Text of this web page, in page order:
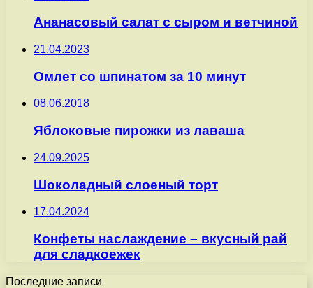
Ананасовый салат с сыром и ветчиной
21.04.2023
Омлет со шпинатом за 10 минут
08.06.2018
Яблоковые пирожки из лаваша
24.09.2025
Шоколадный слоеный торт
17.04.2024
Конфеты наслаждение – вкусный рай
для сладкоежек
Последние записи